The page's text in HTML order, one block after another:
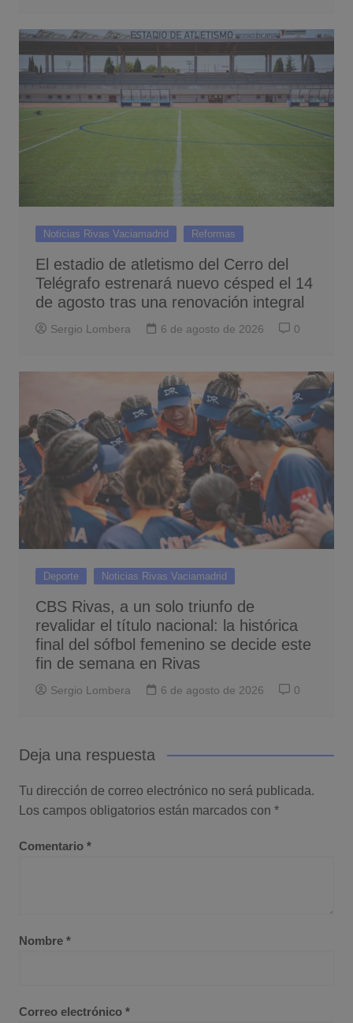
Noticias Rivas Vaciamadrid Reformas
El estadio de atletismo del Cerro del
Telégrafo estrenará nuevo césped el 14
de agosto tras una renovación integral
Sergio Lombera 6 de agosto de 2026 0
Deporte Noticias Rivas Vaciamadrid
CBS Rivas, a un solo triunfo de
revalidar el título nacional: la histórica
final del sófbol femenino se decide este
fin de semana en Rivas
Sergio Lombera 6 de agosto de 2026 0
Deja una respuesta
Tu dirección de correo electrónico no será publicada.
Los campos obligatorios están marcados con *
Comentario *
Nombre *
Correo electrónico *